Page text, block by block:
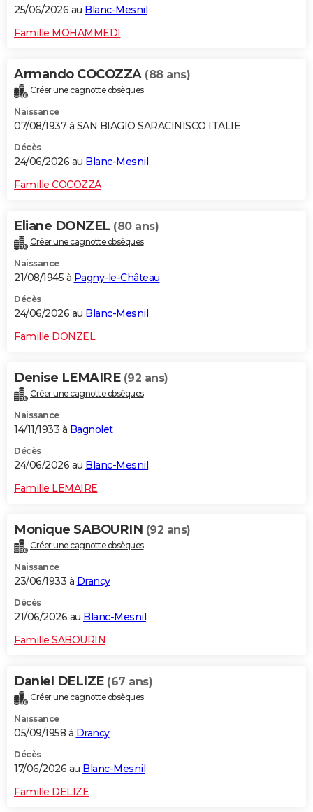
25/06/2026 au Blanc-Mesnil
Famille MOHAMMEDI
Armando COCOZZA (88 ans)
Créer une cagnotte obsèques
Naissance
07/08/1937 à SAN BIAGIO SARACINISCO ITALIE
Décès
24/06/2026 au Blanc-Mesnil
Famille COCOZZA
Eliane DONZEL (80 ans)
Créer une cagnotte obsèques
Naissance
21/08/1945 à Pagny-le-Château
Décès
24/06/2026 au Blanc-Mesnil
Famille DONZEL
Denise LEMAIRE (92 ans)
Créer une cagnotte obsèques
Naissance
14/11/1933 à Bagnolet
Décès
24/06/2026 au Blanc-Mesnil
Famille LEMAIRE
Monique SABOURIN (92 ans)
Créer une cagnotte obsèques
Naissance
23/06/1933 à Drancy
Décès
21/06/2026 au Blanc-Mesnil
Famille SABOURIN
Daniel DELIZE (67 ans)
Créer une cagnotte obsèques
Naissance
05/09/1958 à Drancy
Décès
17/06/2026 au Blanc-Mesnil
Famille DELIZE